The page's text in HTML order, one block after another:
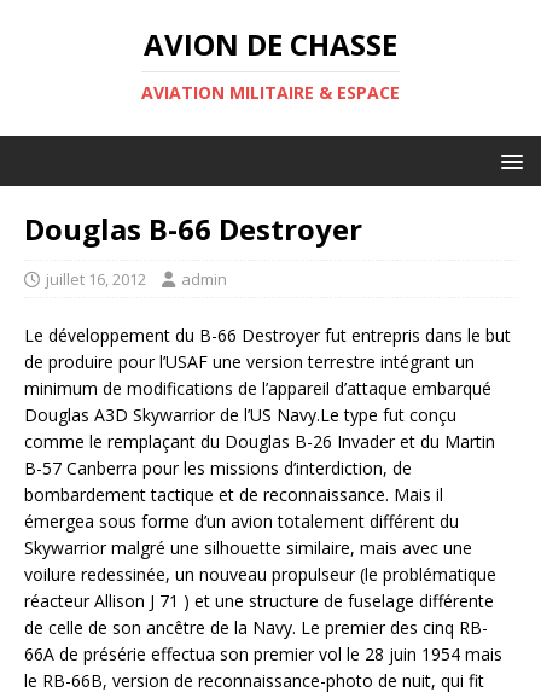
AVION DE CHASSE
AVIATION MILITAIRE & ESPACE
Douglas B-66 Destroyer
juillet 16, 2012 admin
Le développement du B-66 Destroyer fut entrepris dans le but
de produire pour l’USAF une version terrestre intégrant un
minimum de modifications de l’appareil d’attaque embarqué
Douglas A3D Skywarrior de l’US Navy.Le type fut conçu
comme le remplaçant du Douglas B-26 Invader et du Martin
B-57 Canberra pour les missions d’interdiction, de
bombardement tactique et de reconnaissance. Mais il
émergea sous forme d’un avion totalement différent du
Skywarrior malgré une silhouette similaire, mais avec une
voilure redessinée, un nouveau propulseur (le problématique
réacteur Allison J 71 ) et une structure de fuselage différente
de celle de son ancêtre de la Navy. Le premier des cinq RB-
66A de présérie effectua son premier vol le 28 juin 1954 mais
le RB-66B, version de reconnaissance-photo de nuit, qui fit